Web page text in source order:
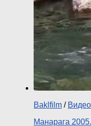
Baklfilm / Видео
Манарага 2005.